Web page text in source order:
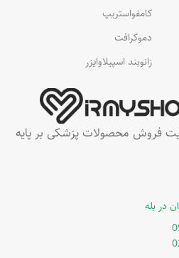
فروش محصولات پزشکی بر پایه
در بله
کامفواستریپ
دموکرافت
زانوبند اسپیلاوایزر